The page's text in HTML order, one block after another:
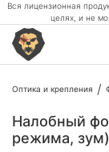
Вся лицензионная
целях, и не
Оптика и крепления
Налобный
режима, зум)